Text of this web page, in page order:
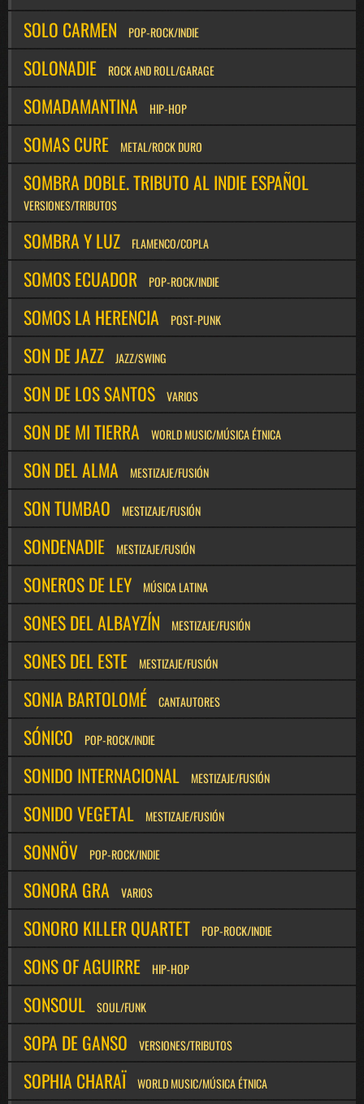
SOLO CARMEN POP-ROCK/INDIE
SOLONADIE ROCK AND ROLL/GARAGE
SOMADAMANTINA HIP-HOP
SOMAS CURE METAL/ROCK DURO
SOMBRA DOBLE. TRIBUTO AL INDIE ESPAÑOL
VERSIONES/TRIBUTOS
SOMBRA Y LUZ FLAMENCO/COPLA
SOMOS ECUADOR POP-ROCK/INDIE
SOMOS LA HERENCIA POST-PUNK
SON DE JAZZ JAZZ/SWING
SON DE LOS SANTOS VARIOS
SON DE MI TIERRA WORLD MUSIC/MÚSICA ÉTNICA
SON DEL ALMA MESTIZAJE/FUSIÓN
SON TUMBAO MESTIZAJE/FUSIÓN
SONDENADIE MESTIZAJE/FUSIÓN
SONEROS DE LEY MÚSICA LATINA
SONES DEL ALBAYZÍN MESTIZAJE/FUSIÓN
SONES DEL ESTE MESTIZAJE/FUSIÓN
SONIA BARTOLOMÉ CANTAUTORES
SÓNICO POP-ROCK/INDIE
SONIDO INTERNACIONAL MESTIZAJE/FUSIÓN
SONIDO VEGETAL MESTIZAJE/FUSIÓN
SONNÖV POP-ROCK/INDIE
SONORA GRA VARIOS
SONORO KILLER QUARTET POP-ROCK/INDIE
SONS OF AGUIRRE HIP-HOP
SONSOUL SOUL/FUNK
SOPA DE GANSO VERSIONES/TRIBUTOS
SOPHIA CHARAÏ WORLD MUSIC/MÚSICA ÉTNICA